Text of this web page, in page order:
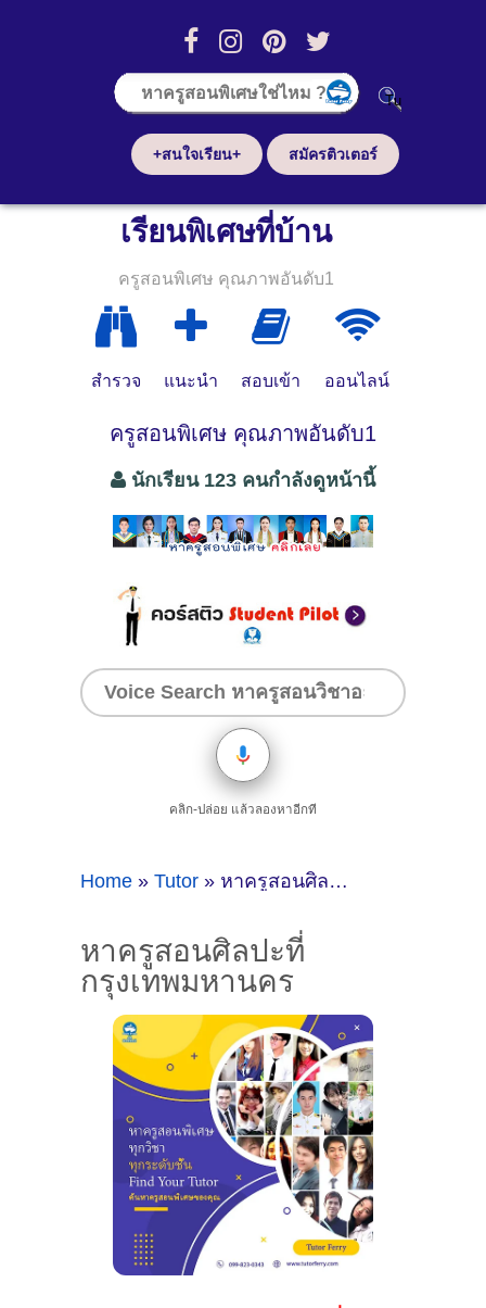
+สนใจเรียน+ สมัครติวเตอร์
เรียนพิเศษที่บ้าน
ครูสอนพิเศษ คุณภาพอันดับ1
สำรวจ แนะนำ สอบเข้า ออนไลน์
ครูสอนพิเศษ คุณภาพอันดับ1
นักเรียน 123 คนกำลังดูหน้านี้
คลิก-ปล่อย แล้วลองหาอีกที
Home » Tutor » หาครูสอนศิลปะที่กรุงเทพมหานคร
หาครูสอนศิลปะที่
กรุงเทพมหานคร